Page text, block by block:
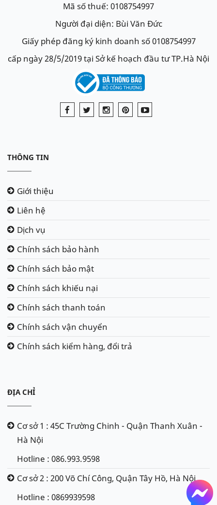
Mã số thuế: 0108754997
Người đại diện: Bùi Văn Đức
Giấy phép đăng ký kinh doanh số 0108754997
cấp ngày 28/5/2019 tại Sở kế hoạch đầu tư TP.Hà Nội
THÔNG TIN
Giới thiệu
Liên hệ
Dịch vụ
Chính sách bảo hành
Chính sách bảo mật
Chính sách khiếu nại
Chính sách thanh toán
Chính sách vận chuyển
Chính sách kiểm hàng, đổi trả
ĐỊA CHỈ
Cơ sở 1 : 45C Trường Chinh - Quận Thanh Xuân -
Hà Nội
Hotline : 086.993.9598
Cơ sở 2 : 200 Võ Chí Công, Quận Tây Hồ, Hà Nội
Hotline : 0869939598